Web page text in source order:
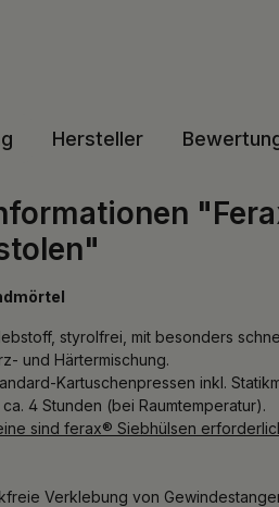
Hersteller
styrolfrei, mit besonders
und Härtermischung.
Kartuschenpressen inkl.
4 Stunden (bei Raumtemperatur).
sind ferax® Siebhülsen
Verklebung von